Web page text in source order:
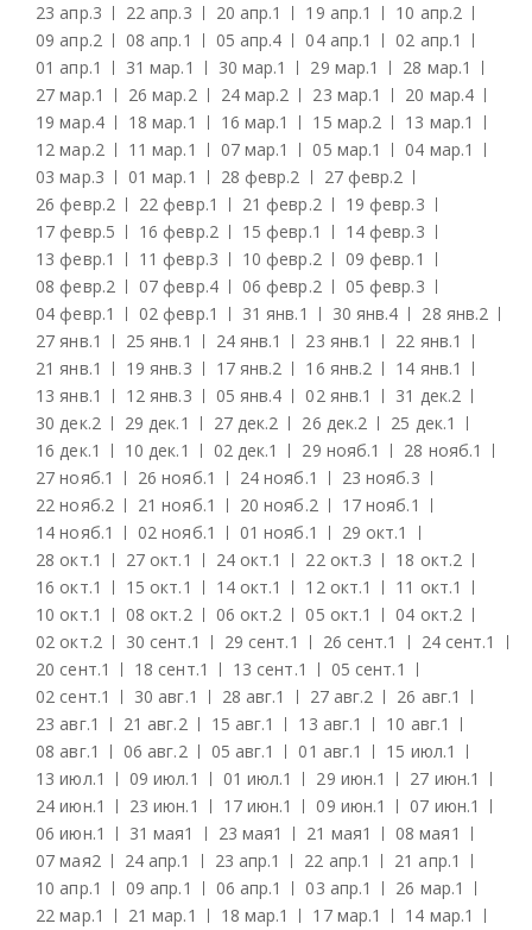
23 апр.3 22 апр.3 20 апр.1 19 апр.1 10 апр.2
09 апр.2 08 апр.1 05 апр.4 04 апр.1 02 апр.1
01 апр.1 31 мар.1 30 мар.1 29 мар.1 28 мар.1
27 мар.1 26 мар.2 24 мар.2 23 мар.1 20 мар.4
19 мар.4 18 мар.1 16 мар.1 15 мар.2 13 мар.1
12 мар.2 11 мар.1 07 мар.1 05 мар.1 04 мар.1
03 мар.3 01 мар.1 28 февр.2 27 февр.2
26 февр.2 22 февр.1 21 февр.2 19 февр.3
17 февр.5 16 февр.2 15 февр.1 14 февр.3
13 февр.1 11 февр.3 10 февр.2 09 февр.1
08 февр.2 07 февр.4 06 февр.2 05 февр.3
04 февр.1 02 февр.1 31 янв.1 30 янв.4 28 янв.2
27 янв.1 25 янв.1 24 янв.1 23 янв.1 22 янв.1
21 янв.1 19 янв.3 17 янв.2 16 янв.2 14 янв.1
13 янв.1 12 янв.3 05 янв.4 02 янв.1 31 дек.2
30 дек.2 29 дек.1 27 дек.2 26 дек.2 25 дек.1
16 дек.1 10 дек.1 02 дек.1 29 нояб.1 28 нояб.1
27 нояб.1 26 нояб.1 24 нояб.1 23 нояб.3
22 нояб.2 21 нояб.1 20 нояб.2 17 нояб.1
14 нояб.1 02 нояб.1 01 нояб.1 29 окт.1
28 окт.1 27 окт.1 24 окт.1 22 окт.3 18 окт.2
16 окт.1 15 окт.1 14 окт.1 12 окт.1 11 окт.1
10 окт.1 08 окт.2 06 окт.2 05 окт.1 04 окт.2
02 окт.2 30 сент.1 29 сент.1 26 сент.1 24 сент.1
20 сент.1 18 сент.1 13 сент.1 05 сент.1
02 сент.1 30 авг.1 28 авг.1 27 авг.2 26 авг.1
23 авг.1 21 авг.2 15 авг.1 13 авг.1 10 авг.1
08 авг.1 06 авг.2 05 авг.1 01 авг.1 15 июл.1
13 июл.1 09 июл.1 01 июл.1 29 июн.1 27 июн.1
24 июн.1 23 июн.1 17 июн.1 09 июн.1 07 июн.1
06 июн.1 31 мая1 23 мая1 21 мая1 08 мая1
07 мая2 24 апр.1 23 апр.1 22 апр.1 21 апр.1
10 апр.1 09 апр.1 06 апр.1 03 апр.1 26 мар.1
22 мар.1 21 мар.1 18 мар.1 17 мар.1 14 мар.1